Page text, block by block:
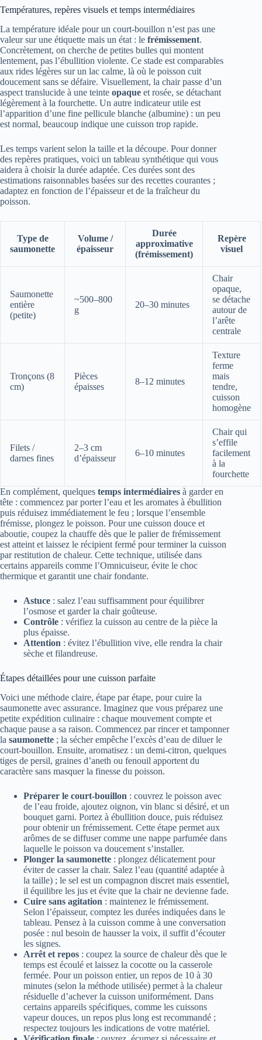
Températures, repères visuels et temps intermédiaires
La température idéale pour un court-bouillon n’est pas une
valeur sur une étiquette mais un état : le frémissement.
Concrètement, on cherche de petites bulles qui montent
lentement, pas l’ébullition violente. Ce stade est comparables
aux rides légères sur un lac calme, là où le poisson cuit
doucement sans se défaire. Visuellement, la chair passe d’un
aspect translucide à une teinte opaque et rosée, se détachant
légèrement à la fourchette. Un autre indicateur utile est
l’apparition d’une fine pellicule blanche (albumine) : un peu
est normal, beaucoup indique une cuisson trop rapide.
Les temps varient selon la taille et la découpe. Pour donner
des repères pratiques, voici un tableau synthétique qui vous
aidera à choisir la durée adaptée. Ces durées sont des
estimations raisonnables basées sur des recettes courantes ;
adaptez en fonction de l’épaisseur et de la fraîcheur du
poisson.
Type de
saumonette
Volume /
épaisseur
Durée
approximative
(frémissement)
Repère
visuel
Saumonette
entière
(petite)
~500–800
g
20–30 minutes
Chair
opaque,
se détache
autour de
l’arête
centrale
Tronçons (8
cm)
Pièces
épaisses
8–12 minutes
Texture
ferme
mais
tendre,
cuisson
homogène
Filets /
darnes fines
2–3 cm
d’épaisseur
6–10 minutes
Chair qui
s’effile
facilement
à la
fourchette
En complément, quelques temps intermédiaires à garder en
tête : commencez par porter l’eau et les aromates à ébullition
puis réduisez immédiatement le feu ; lorsque l’ensemble
frémisse, plongez le poisson. Pour une cuisson douce et
aboutie, coupez la chauffe dès que le palier de frémissement
est atteint et laissez le récipient fermé pour terminer la cuisson
par restitution de chaleur. Cette technique, utilisée dans
certains appareils comme l’Omnicuiseur, évite le choc
thermique et garantit une chair fondante.
Astuce : salez l’eau suffisamment pour équilibrer
l’osmose et garder la chair goûteuse.
Contrôle : vérifiez la cuisson au centre de la pièce la
plus épaisse.
Attention : évitez l’ébullition vive, elle rendra la chair
sèche et filandreuse.
Étapes détaillées pour une cuisson parfaite
Voici une méthode claire, étape par étape, pour cuire la
saumonette avec assurance. Imaginez que vous préparez une
petite expédition culinaire : chaque mouvement compte et
chaque pause a sa raison. Commencez par rincer et tamponner
la saumonette ; la sécher empêche l’excès d’eau de diluer le
court-bouillon. Ensuite, aromatisez : un demi-citron, quelques
tiges de persil, graines d’aneth ou fenouil apportent du
caractère sans masquer la finesse du poisson.
Préparer le court-bouillon : couvrez le poisson avec
de l’eau froide, ajoutez oignon, vin blanc si désiré, et un
bouquet garni. Portez à ébullition douce, puis réduisez
pour obtenir un frémissement. Cette étape permet aux
arômes de se diffuser comme une nappe parfumée dans
laquelle le poisson va doucement s’installer.
Plonger la saumonette : plongez délicatement pour
éviter de casser la chair. Salez l’eau (quantité adaptée à
la taille) ; le sel est un compagnon discret mais essentiel,
il équilibre les jus et évite que la chair ne devienne fade.
Cuire sans agitation : maintenez le frémissement.
Selon l’épaisseur, comptez les durées indiquées dans le
tableau. Pensez à la cuisson comme à une conversation
posée : nul besoin de hausser la voix, il suffit d’écouter
les signes.
Arrêt et repos : coupez la source de chaleur dès que le
temps est écoulé et laissez la cocotte ou la casserole
fermée. Pour un poisson entier, un repos de 10 à 30
minutes (selon la méthode utilisée) permet à la chaleur
résiduelle d’achever la cuisson uniformément. Dans
certains appareils spécifiques, comme les cuissons
vapeur douces, un repos plus long est recommandé ;
respectez toujours les indications de votre matériel.